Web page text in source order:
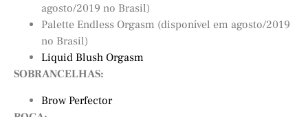
agosto/2019 no Brasil)
Palette Endless Orgasm (disponível em agosto/2019
no Brasil)
Liquid Blush Orgasm
SOBRANCELHAS:
Brow Perfector